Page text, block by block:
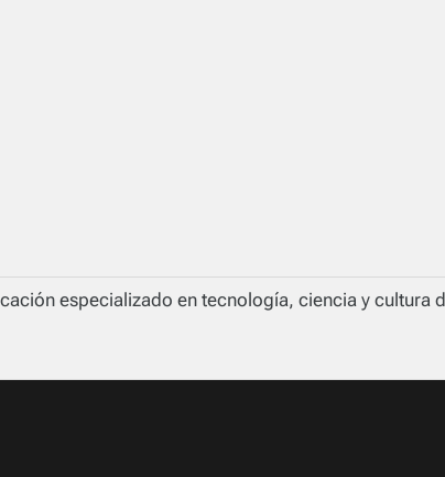
especializado en tecnología, ciencia y cultura